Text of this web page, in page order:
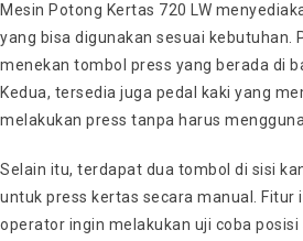
Mesin Potong Kertas 720 LW
yang bisa digunakan sesuai kebutuhan.
menekan tombol press yang berada di
Kedua, tersedia juga pedal kaki yang
melakukan press tanpa harus
Selain itu, terdapat dua tombol di sisi
untuk press kertas secara manual. Fitur
operator ingin melakukan uji coba